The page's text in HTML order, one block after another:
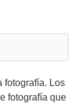
fotografía. Los
fotografía que